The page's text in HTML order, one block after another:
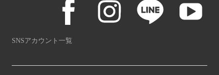
SNSアカウント一覧